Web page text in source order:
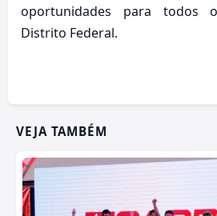
oportunidades para todos
Distrito Federal.
VEJA TAMBÉM